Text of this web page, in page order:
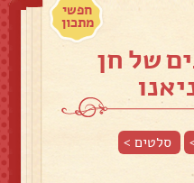
חפשי
מתכון
של חן
סלטים>